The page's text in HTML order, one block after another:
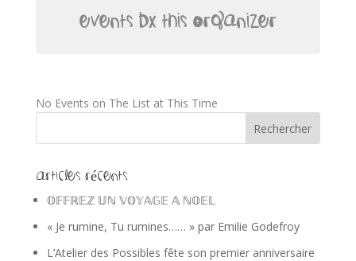
EVENTS BY THIS ORGANIZER
No Events on The List at This Time
Articles récents
𝕆𝔽𝔽ℝ𝔼ℤ 𝕌ℕ 𝕍𝕆𝕐𝔸𝔾𝔼 𝔸 ℕ𝕆𝔼𝕃
« Je rumine, Tu rumines…… » par Emilie Godefroy
L’Atelier des Possibles fête son premier anniversaire